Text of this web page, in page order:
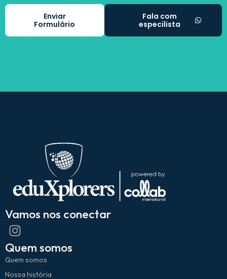
Enviar
Formulário
Fala com
especilista
Vamos nos conectar
Quem somos
Quem somos
Nossa história